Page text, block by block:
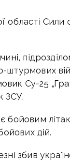
Сили
штурмових
Су-25
ЗСУ.
бойовим
дій.
збив